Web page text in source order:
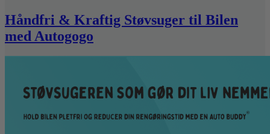
Håndfri & Kraftig Støvsuger til Bilen
med Autogogo